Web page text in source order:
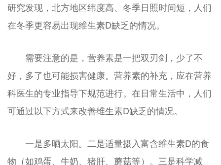
研究发现，北方地区纬度高、冬季日照时间短，人们
在冬季更容易出现维生素D缺乏的情况。
需要注意的是，营养素是一把双刃剑，少了不
好，多了也可能损害健康。营养素的补充，应在营养
科医生的专业指导下规范进行。在日常生活中，人们
可通过以下方式来改善维生素D缺乏的情况。
一是多晒太阳。二是适量摄入富含维生素D的食
物（如鸡蛋、牛奶、猪肝、蘑菇等）。三是科学减